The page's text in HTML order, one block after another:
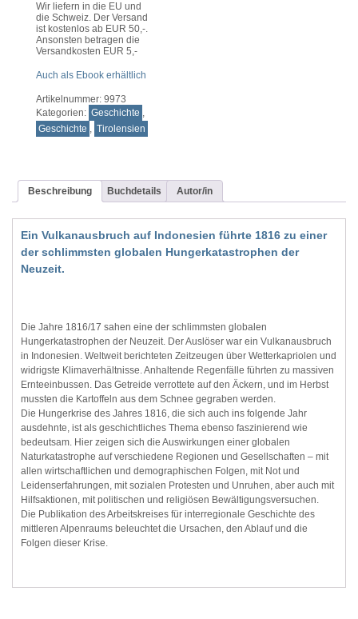
Wir liefern in die EU und
die Schweiz. Der Versand
ist kostenlos ab EUR 50,-.
Ansonsten betragen die
Versandkosten EUR 5,-
Auch als Ebook erhältlich
Artikelnummer: 9973
Kategorien: Geschichte ,
Geschichte , Tirolensien
Beschreibung Buchdetails Autor/in
Ein Vulkanausbruch auf Indonesien führte 1816 zu einer
der schlimmsten globalen Hungerkatastrophen der
Neuzeit.
Die Jahre 1816/17 sahen eine der schlimmsten globalen
Hungerkatastrophen der Neuzeit. Der Auslöser war ein Vulkanausbruch
in Indonesien. Weltweit berichteten Zeitzeugen über Wetterkapriolen und
widrigste Klimaverhältnisse. Anhaltende Regenfälle führten zu massiven
Ernteeinbussen. Das Getreide verrottete auf den Äckern, und im Herbst
mussten die Kartoffeln aus dem Schnee gegraben werden.
Die Hungerkrise des Jahres 1816, die sich auch ins folgende Jahr
ausdehnte, ist als geschichtliches Thema ebenso faszinierend wie
bedeutsam. Hier zeigen sich die Auswirkungen einer globalen
Naturkatastrophe auf verschiedene Regionen und Gesellschaften – mit
allen wirtschaftlichen und demographischen Folgen, mit Not und
Leidenserfahrungen, mit sozialen Protesten und Unruhen, aber auch mit
Hilfsaktionen, mit politischen und religiösen Bewältigungsversuchen.
Die Publikation des Arbeitskreises für interregionale Geschichte des
mittleren Alpenraums beleuchtet die Ursachen, den Ablauf und die
Folgen dieser Krise.